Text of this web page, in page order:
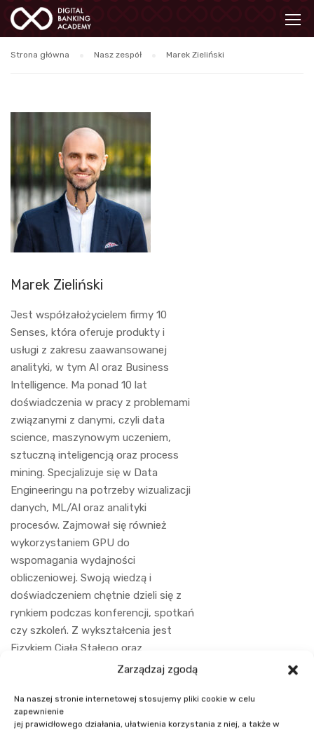
Zarządzaj zgodą
Na naszej stronie internetowej stosujemy pliki cookie w celu
zapewnienie
jej prawidłowego działania, ułatwienia korzystania z niej, a także w
Strona główna Nasz zespół Marek Zieliński
Marek Zieliński
Jest współzałożycielem firmy 10
Senses, która oferuje produkty i
usługi z zakresu zaawansowanej
analityki, w tym AI oraz Business
Intelligence. Ma ponad 10 lat
doświadczenia w pracy z problemami
związanymi z danymi, czyli data
science, maszynowym uczeniem,
sztuczną inteligencją oraz process
mining. Specjalizuje się w Data
Engineeringu na potrzeby wizualizacji
danych, ML/AI oraz analityki
procesów. Zajmował się również
wykorzystaniem GPU do
wspomagania wydajności
obliczeniowej. Swoją wiedzą i
doświadczeniem chętnie dzieli się z
rynkiem podczas konferencji, spotkań
czy szkoleń. Z wykształcenia jest
Fizykiem Ciała Stałego oraz
specjalistą od Hurtowni Danych i BI, a
statystycznym.